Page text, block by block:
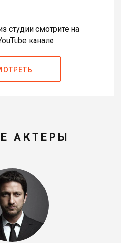
студии смотрите на
канале
АКТЕРЫ